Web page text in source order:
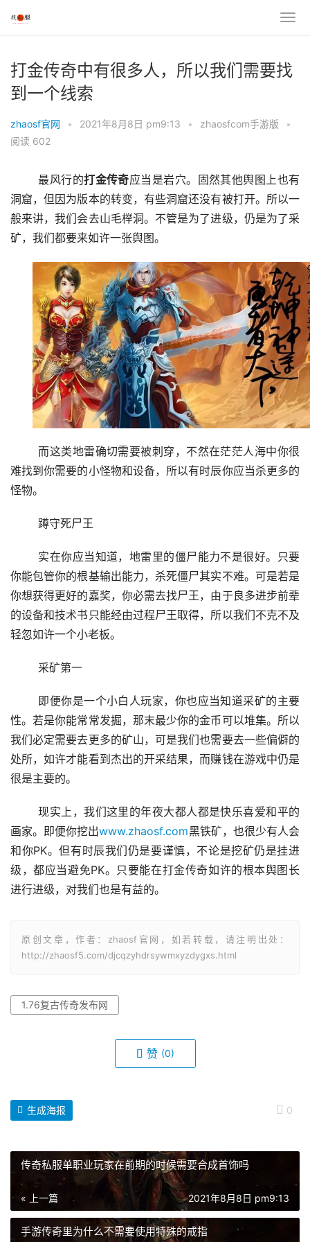
打金传奇中有很多人，所以我们需要找
到一个线索
zhaosf官网 • 2021年8月8日 pm9:13 • zhaosfcom手游版
•
阅读 602
	最风行的
打金传奇应当是岩穴。固然其他舆图上也有
洞窟，但因为版本的转变，有些洞窟还没有被打开。所以一
般来讲，我们会去山毛榉洞。不管是为了进级，仍是为了采
矿，我们都要来如许一张舆图。
	而这类地雷确切需要被刺穿，不然在茫茫人海中你很
难找到你需要的小怪物和设备，所以有时辰你应当杀更多的
怪物。
	蹲守死尸王
你能包管你的根基输出能力，杀死僵尸其实不难。可是若是
你想获得更好的嘉奖，你必需去找尸王，由于良多进步前辈
的设备和技术书只能经由过程尸王取得，所以我们不克不及
轻忽如许一个小老板。
	采矿第一
性。若是你能常常发掘，那末最少你的金币可以堆集。所以
我们必定需要去更多的矿山，可是我们也需要去一些偏僻的
处所，如许才能看到杰出的开采结果，而赚钱在游戏中仍是
很是主要的。
	现实上，我们这里的年夜大都人都是快乐喜爱和平的
画家。即便你挖出www.zhaosf.com黑铁矿，也很少有人会
和你PK。但有时辰我们仍是要谨慎，不论是挖矿仍是挂进
级，都应当避免PK。只要能在打金传奇如许的根本舆图长
进行进级，对我们也是有益的。
原创文章，作者：zhaosf官网，如若转载，请注明出处：
http://zhaosf5.com/djcqzyhdrsywmxyzdygxs.html
1.76复古传奇发布网
赞 (0)
0
生成海报
传奇私服单职业玩家在前期的时候需要合成首饰吗
« 上一篇 2021年8月8日 pm9:13
手游传奇里为什么不需要使用特殊的戒指